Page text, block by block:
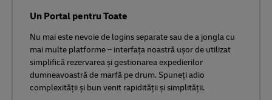
Un Portal pentru Toate
Nu mai este nevoie de logins separate sau de a jongla cu
mai multe platforme – interfața noastră ușor de utilizat
simplifică rezervarea și gestionarea expedierilor
dumneavoastră de marfă pe drum. Spuneți adio
complexității și bun venit rapidității și simplității.